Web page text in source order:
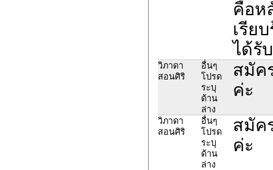
คือห
เรีย
ได้รั
วิภาดา
สอนศิริ
อื่นๆ
โปรด
ระบุ
ด้าน
ล่าง
สมัค
ค่ะ
วิภาดา
สอนศิริ
อื่นๆ
โปรด
ระบุ
ด้าน
ล่าง
สมัค
ค่ะ